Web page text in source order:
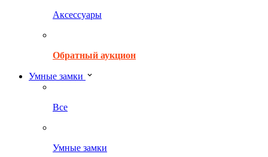
Аксессуары
Обратный аукцион
Умные замки
Все
Умные замки